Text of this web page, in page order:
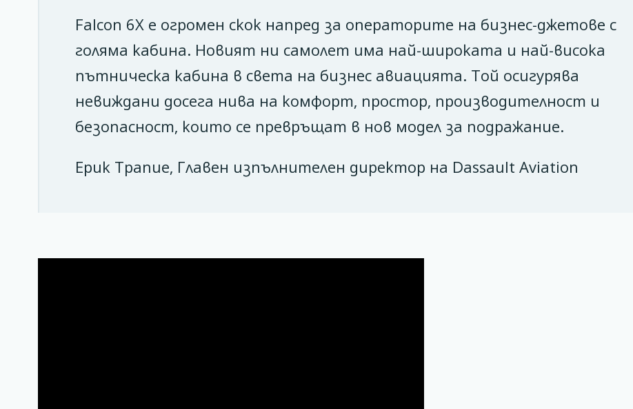
Falcon 6X е огромен скок напред за операторите на бизнес-джетове с
голяма кабина. Новият ни самолет има най-широката и най-висока
пътническа кабина в света на бизнес авиацията. Той осигурява
невиждани досега нива на комфорт, простор, производителност и
безопасност, които се превръщат в нов модел за подражание.
Ерик Трапие, Главен изпълнителен директор на Dassault Aviation